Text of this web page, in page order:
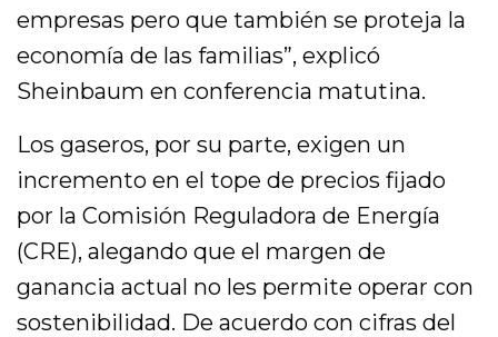
empresas pero que también se proteja la
economía de las familias”, explicó
Sheinbaum en conferencia matutina.
Los gaseros, por su parte, exigen un
incremento en el tope de precios fijado
por la Comisión Reguladora de Energía
(CRE), alegando que el margen de
ganancia actual no les permite operar con
sostenibilidad. De acuerdo con cifras del